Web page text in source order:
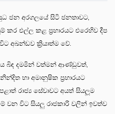
ජන අරගලයේ සිටි ජනතාවට,
එල්ල කළ ප්‍රහාරයට එරෙහිව දීප
අඛන්ඩව ක්‍රියාත්ම වේ.
බිඳ දමමින් වත්මන් ආණ්ඩුවත්,
හා අමානුෂික ප්‍රහාරයට
රාජ්‍ය සේවාවට අයත් සියලූම
වන විට සියලු රාජකාරි වලින් ඉවත්ව